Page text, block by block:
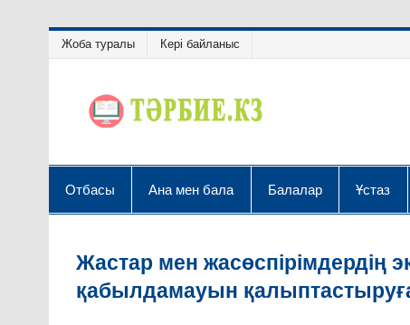
Жоба туралы Кері байланыс
Отбасы Ана мен бала Балалар Ұстаз
Жастар мен жасөспірімдердің
қабылдамауын